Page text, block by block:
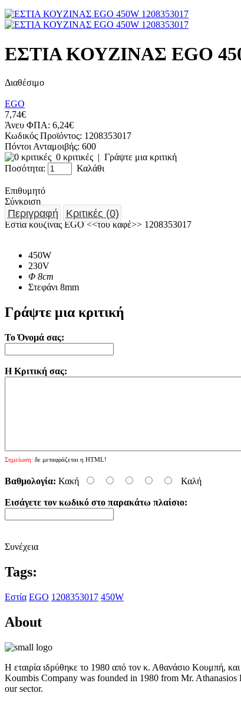
ΕΣΤΙΑ ΚΟΥΖΙΝΑΣ EGO
Διαθέσιμο
EGO
7,74€
Άνευ ΦΠΑ: 6,24€
Κωδικός Προϊόντος: 1208353017
Πόντοι Ανταμοιβής: 600
0 κριτικές | Γράψτε μια κριτική
Ποσότητα:
Καλάθι
Επιθυμητό
Σύγκριση
Περιγραφή Κριτικές (0)
Εστία κουζίνας EGO <<του καφέ>> 1208353017
450W
230V
Φ 8cm
Στεφάνι 8mm
Γράψτε μια κριτική
Το Όνομά σας:
Η Κριτική σας:
Σημείωση: δε μεταφράζεται η HTML!
Βαθμολογία: Κακή Καλή
Εισάγετε τον κωδικό στο παρακάτω πλαίσιο:
Συνέχεια
Tags:
Εστία EGO 1208353017 450W
About
Η εταιρία ιδρύθηκε το 1980 από τον κ. Αθανάσιο Κουμπή,
Koumbis Company was founded in 1980 from Mr. Athanasios
our sector.